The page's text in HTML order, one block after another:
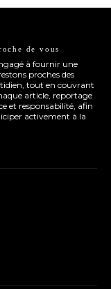
de vous
à fournir une
proches des
tout en couvrant
article, reportage
et responsabilité, afin
activement à la